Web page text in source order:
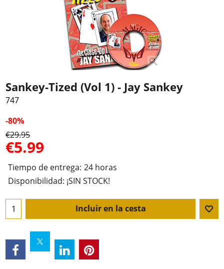
Sankey-Tized (Vol 1) - Jay Sankey
747
-80%
€29.95
€5.99
Tiempo de entrega: 24 horas
Disponibilidad: ¡SIN STOCK!
Incluir en la cesta